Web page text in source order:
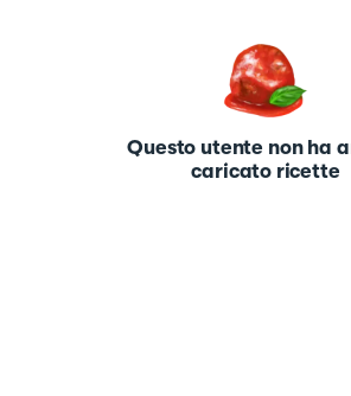
Questo utente non ha
caricato ricette